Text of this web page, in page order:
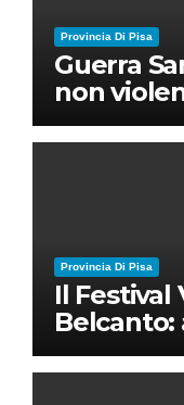
Provincia Di Pisa
Guerra
non
nuovo
Provincia Di Pisa
Il Festival
28 luglio
Ruben